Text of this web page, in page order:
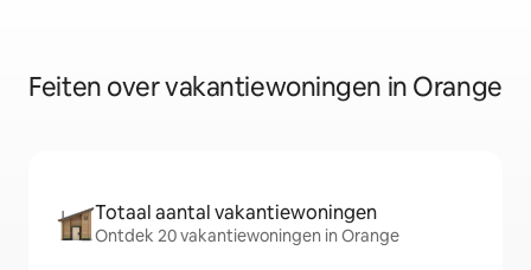
Feiten over vakantiewoningen in Orange
Totaal aantal vakantiewoningen
Ontdek 20 vakantiewoningen in Orange